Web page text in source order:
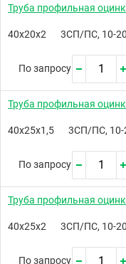
Труба профильная
40х20х2 3СП/ПС, 10-20
По запросу
Труба профильная
40х25х1,5 3СП/ПС, 10-
По запросу
Труба профильная
40х25х2 3СП/ПС, 10-20
По запросу